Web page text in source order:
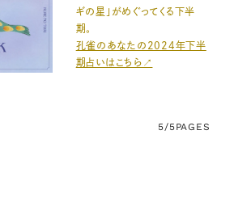
ギの星」がめぐってくる下半
期。
孔雀のあなたの2024年下半
期占いはこちら↗️
5/5PAGES